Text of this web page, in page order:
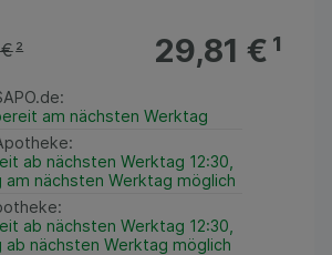
29,81 €¹
²
:
am nächsten Werktag
:
ab nächsten Werktag 12:30,
am nächsten Werktag möglich
:
ab nächsten Werktag 12:30,
ab nächsten Werktag möglich